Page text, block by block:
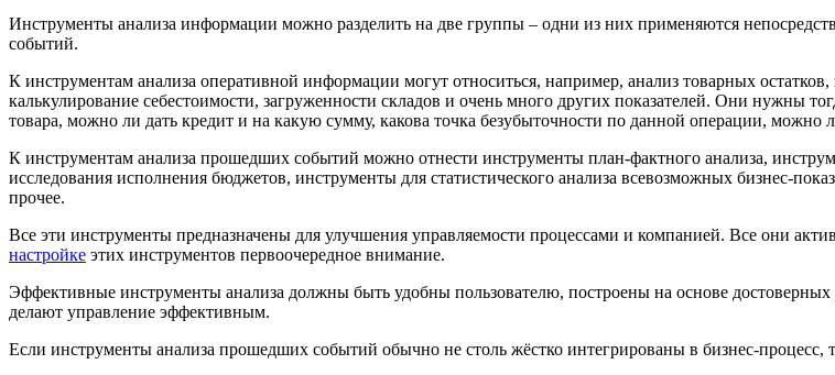
Инструменты анализа информации можно разделить на две группы – одни из них применяются
событий.
К инструментам анализа оперативной информации могут относиться, например, анализ товарных
калькулирование себестоимости, загруженности складов и очень много других показателей. Они нужны
товара, можно ли дать кредит и на какую сумму, какова точка безубыточности по данной операции, можно
К инструментам анализа прошедших событий можно отнести инструменты план-фактного анализа,
исследования исполнения бюджетов, инструменты для статистического анализа всевозможных бизнес-
прочее.
Все эти инструменты предназначены для улучшения управляемости процессами и компанией. Все они
настройке этих инструментов первоочередное внимание.
Эффективные инструменты анализа должны быть удобны пользователю, построены на основе
делают управление эффективным.
Если инструменты анализа прошедших событий обычно не столь жёстко интегрированы в бизнес-процесс,